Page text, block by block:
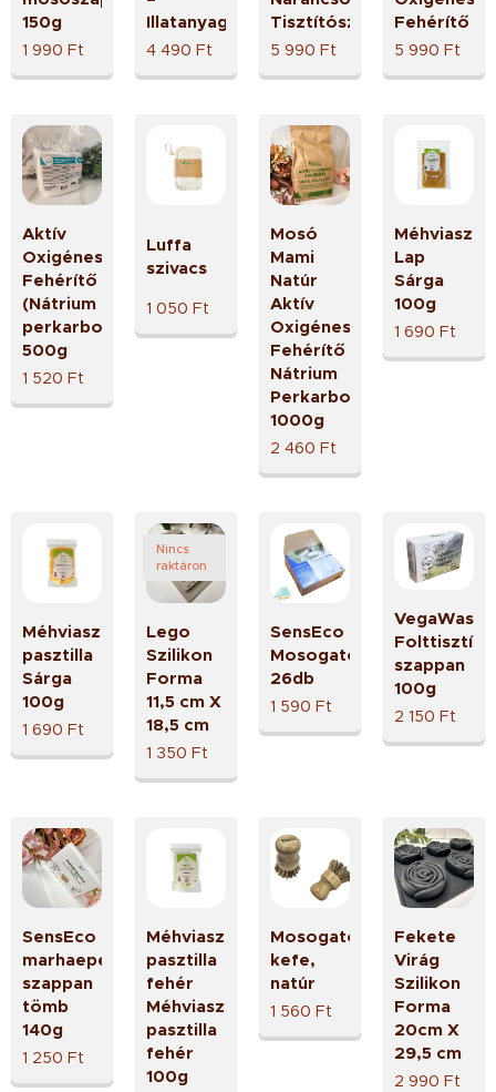
150g
1 990 Ft
Illatanyagmentes
4 490 Ft 5 990 Ft
Fehérítő
5 990 Ft
Aktív
Oxigénes
Fehérítő
(Nátrium
perkarbonát)
500g
1 520 Ft
Luffa
szivacs
1 050 Ft
Mosó
Mami
Natúr
Aktív
Oxigénes
Fehérítő
Nátrium
Perkarbonát
1000g
2 460 Ft
Méhviasz
Lap
Sárga
100g
1 690 Ft
Méhviasz
pasztilla
Sárga
100g
1 690 Ft
Lego
Szilikon
Forma
11,5 cm X
18,5 cm
Nincs
raktáron
1 350 Ft
SensEco
Mosogatótabletta
26db
1 590 Ft
VegaWash
Folttisztító
szappan
100g
2 150 Ft
SensEco
marhaepe
szappan
tömb
140g
1 250 Ft
Méhviasz
pasztilla
fehér
Méhviasz
pasztilla
fehér
100g
Mosogató
kefe,
natúr
1 560 Ft
Fekete
Virág
Szilikon
Forma
20cm X
29,5 cm
2 990 Ft